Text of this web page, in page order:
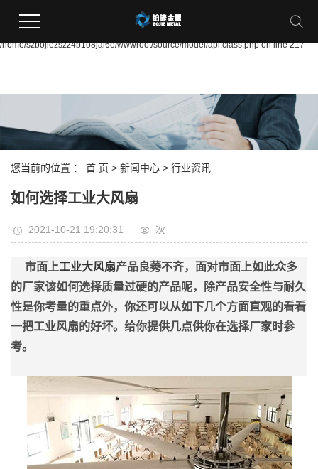
file_put_contents(/home/szbojiezszz4b1o8jai6e/wwwroot/source/cache/
/home/szbojiezszz4b1o8jai6e/wwwroot/source/model/api.class.php on line 217
您当前的位置 ： 首 页 > 新闻中心 > 行业资讯
如何选择工业大风扇
2021-10-21 19:20:31 次
市面上工业大风扇产品良莠不齐，面对市面上如此众多
的厂家该如何选择质量过硬的产品呢，除产品安全性与耐久
性是你考量的重点外，你还可以从如下几个方面直观的看看
一把工业风扇的好坏。给你提供几点供你在选择厂家时参
考。